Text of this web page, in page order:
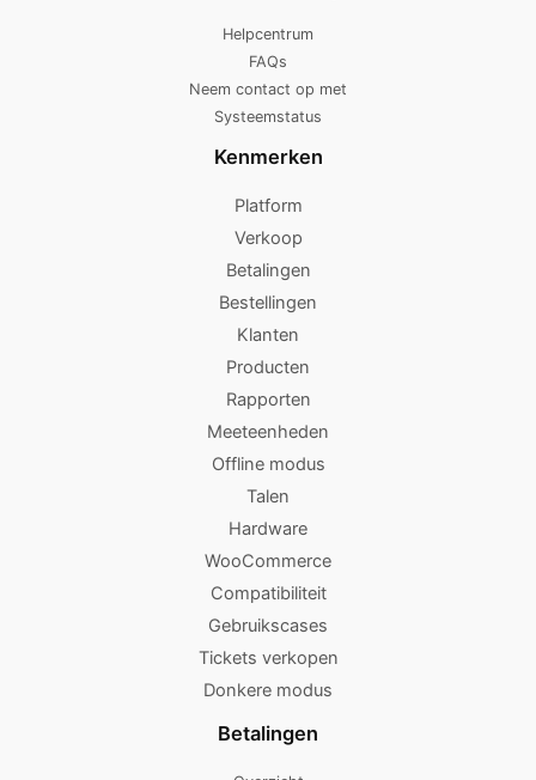
Helpcentrum
FAQs
Neem contact op met
Systeemstatus
Kenmerken
Platform
Verkoop
Betalingen
Bestellingen
Klanten
Producten
Rapporten
Meeteenheden
Offline modus
Talen
Hardware
WooCommerce
Compatibiliteit
Gebruikscases
Tickets verkopen
Donkere modus
Betalingen